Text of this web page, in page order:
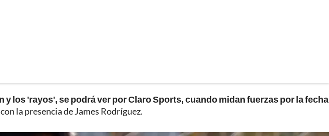
y los 'rayos', se podrá ver por Claro Sports, cuando midan fuerzas por la fecha
la presencia de James Rodríguez.